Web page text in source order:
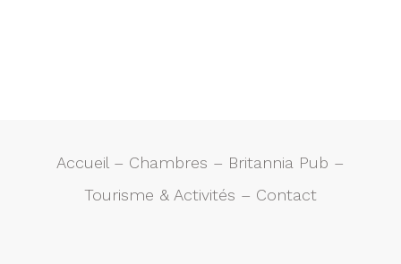
Accueil – Chambres – Britannia Pub –
Tourisme & Activités – Contact